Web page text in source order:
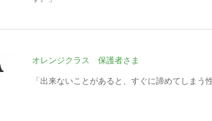
オレンジクラス 保護者さま
「出来ないことがあると、すぐに諦めてしま